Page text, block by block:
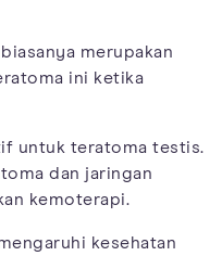
merupakan
ini ketika
untuk teratoma testis.
dan jaringan
kemoterapi.
kesehatan